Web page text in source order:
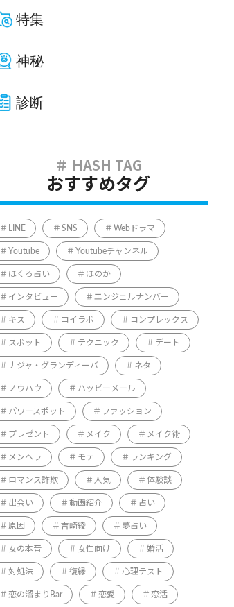
特集
神秘
診断
おすすめタグ
LINE SNS Webドラマ
Youtube Youtubeチャンネル
ほくろ占い ほのか
インタビュー エンジェルナンバー
キス コイラボ コンプレックス
スポット テクニック デート
ナジャ・グランディーバ ネタ
ノウハウ ハッピーメール
パワースポット ファッション
プレゼント メイク メイク術
メンヘラ モテ ランキング
ロマンス詐欺 人気 体験談
出会い 動画紹介 占い
原因 吉崎綾 夢占い
女の本音 女性向け 婚活
対処法 復縁 心理テスト
恋の溜まりBar 恋愛 恋活